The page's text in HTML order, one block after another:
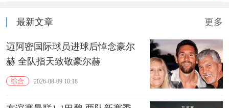
最新文章 更多
迈阿密国际球员进球后悼念豪尔
赫 全队指天致敬豪尔赫
综合 2026-08-09 10:18